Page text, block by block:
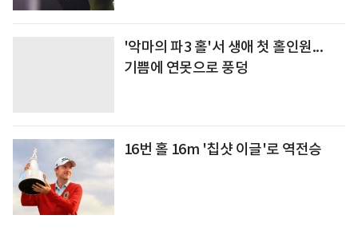
'악마의 파3 홀'서 생애 첫 홀인원...
기쁨에 연못으로 풍덩
16번 홀 16m '칩샷 이글'로 역전승